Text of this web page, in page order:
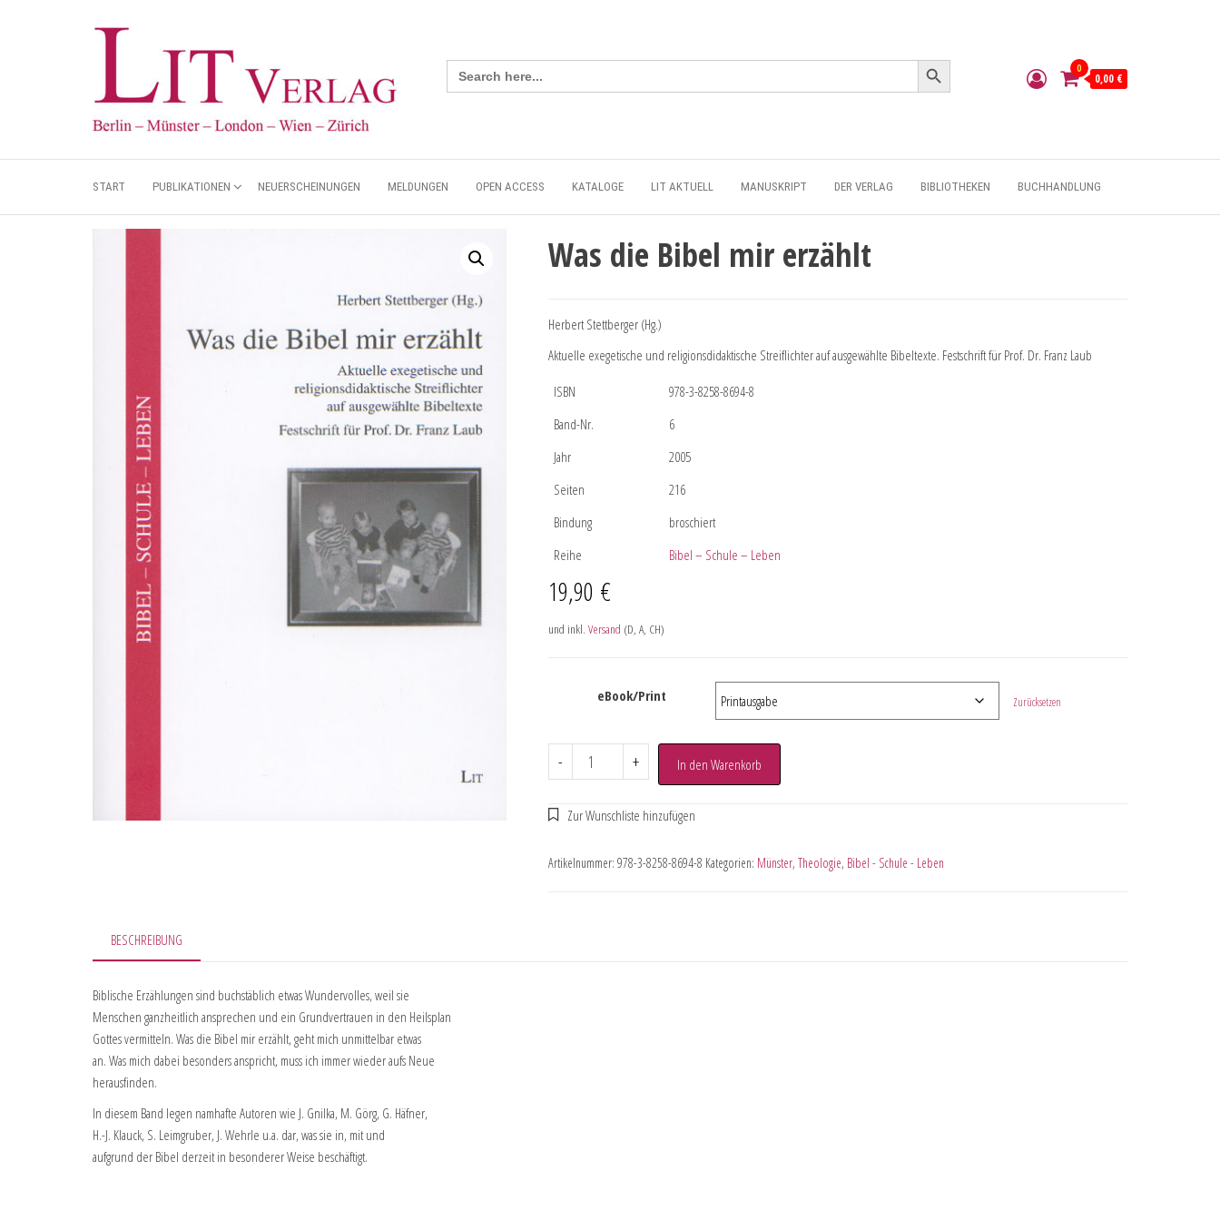
Search
for:
Search Button
0
0,00 €
START PUBLIKATIONEN NEUERSCHEINUNGEN MELDUNGEN OPEN ACCESS KATALOGE LIT AKTUELL MANUSKRIPT DER VERLAG BIBLIOTHEKEN BUCHHANDLUNG
Was die Bibel mir erzählt
Herbert Stettberger (Hg.)
Aktuelle exegetische und religionsdidaktische Streiflichter auf ausgewählte Bibeltexte. Festschrift für Prof. Dr. Franz Laub
ISBN
978-3-8258-8694-8
Band-Nr.
6
Jahr
2005
Seiten
216
Bindung
broschiert
Reihe
Bibel – Schule – Leben
19,90 €
und inkl. Versand (D, A, CH)
eBook/Print Zurücksetzen
- + In den Warenkorb
Artikelnummer: 978-3-8258-8694-8 Kategorien: Münster, Theologie, Bibel - Schule - Leben
BESCHREIBUNG
Biblische Erzählungen sind buchstäblich etwas Wundervolles, weil sie
Menschen ganzheitlich ansprechen und ein Grundvertrauen in den Heilsplan
Gottes vermitteln. Was die Bibel mir erzählt, geht mich unmittelbar etwas
an. Was mich dabei besonders anspricht, muss ich immer wieder aufs Neue
herausfinden.
In diesem Band legen namhafte Autoren wie J. Gnilka, M. Görg, G. Häfner,
H.-J. Klauck, S. Leimgruber, J. Wehrle u.a. dar, was sie in, mit und
aufgrund der Bibel derzeit in besonderer Weise beschäftigt.